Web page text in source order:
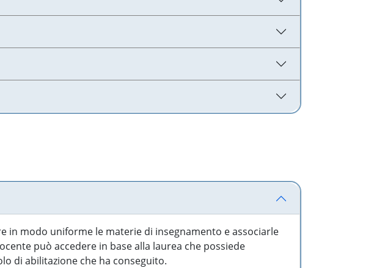
in modo uniforme le materie di insegnamento e associarle
può accedere in base alla laurea che possiede
di abilitazione che ha conseguito.